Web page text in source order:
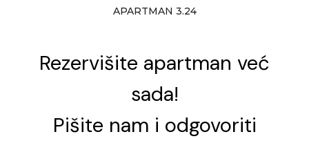
APARTMAN 3.24
Rezervišite apartman već
sada!
Pišite nam i odgovoriti